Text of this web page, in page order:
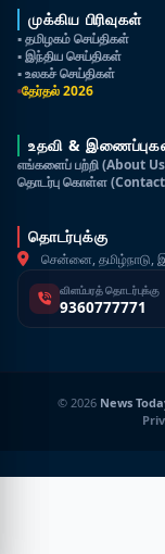
முக்கிய பிரிவுகள்
▪ தமிழகம் செய்திகள்
▪ இந்திய செய்திகள்
▪ உலகச் செய்திகள்
தேர்தல் 2026
உதவி &
எங்களைப் பற்றி (About
தொடர்பு கொள்ள
தொடர்புக்கு
சென்னை, தமிழ்நாடு,
விளம்பரத் தொடர்புக்கு
9360777771
© 2026 News